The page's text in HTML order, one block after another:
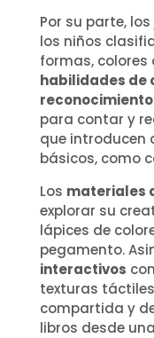
Por su parte,
los niños
formas,
habilidades de
reconocimiento
para contar y
que introducen
básicos, como
Los materiales
explorar su
lápices de
pegamento.
interactivos
texturas
compartida y
libros desde